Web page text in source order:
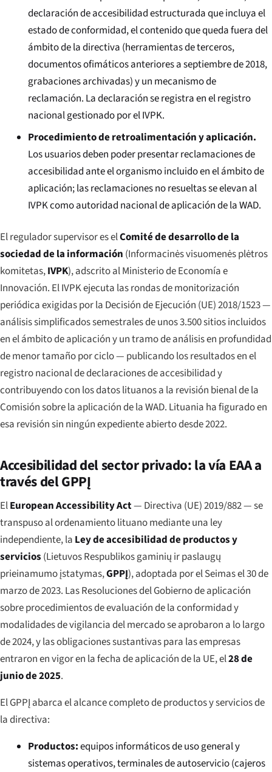
declaración de accesibilidad estructurada que incluya el
estado de conformidad, el contenido que queda fuera del
ámbito de la directiva (herramientas de terceros,
documentos ofimáticos anteriores a septiembre de 2018,
grabaciones archivadas) y un mecanismo de
reclamación. La declaración se registra en el registro
nacional gestionado por el IVPK.
Procedimiento de retroalimentación y aplicación.
Los usuarios deben poder presentar reclamaciones de
accesibilidad ante el organismo incluido en el ámbito de
aplicación; las reclamaciones no resueltas se elevan al
IVPK como autoridad nacional de aplicación de la WAD.
El regulador supervisor es elComité de desarrollo de la
sociedad de la información (Informacinės visuomenės plėtros
komitetas,IVPK), adscrito al Ministerio de Economía e
Innovación. El IVPK ejecuta las rondas de monitorización
periódica exigidas por la Decisión de Ejecución (UE) 2018/1523 —
análisis simplificados semestrales de unos 3.500 sitios incluidos
en el ámbito de aplicación y un tramo de análisis en profundidad
de menor tamaño por ciclo — publicando los resultados en el
registro nacional de declaraciones de accesibilidad y
contribuyendo con los datos lituanos a la revisión bienal de la
Comisión sobre la aplicación de la WAD. Lituania ha figurado en
esa revisión sin ningún expediente abierto desde 2022.
Accesibilidad del sector privado: la vía EAA a
través del GPPĮ
ElEuropean Accessibility Act— Directiva (UE) 2019/882 — se
transpuso al ordenamiento lituano mediante una ley
independiente, la Ley de accesibilidad de productos y
servicios (Lietuvos Respublikos gaminių ir paslaugų
prieinamumo įstatymas,GPPĮ), adoptada por el Seimas el 30 de
marzo de 2023. Las Resoluciones del Gobierno de aplicación
sobre procedimientos de evaluación de la conformidad y
modalidades de vigilancia del mercado se aprobaron a lo largo
de 2024, y las obligaciones sustantivas para las empresas
entraron en vigor en la fecha de aplicación de la UE, el28 de
junio de 2025.
El GPPĮ abarca el alcance completo de productos y servicios de
la directiva:
Productos:equipos informáticos de uso general y
sistemas operativos, terminales de autoservicio (cajeros